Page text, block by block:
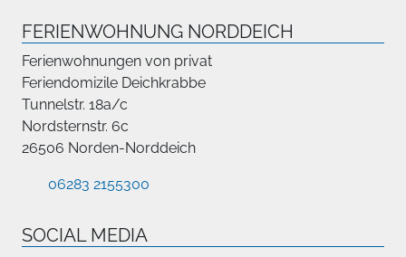
FERIENWOHNUNG NORDDEICH
Ferienwohnungen von privat
Feriendomizile Deichkrabbe
Tunnelstr. 18a/c
Nordsternstr. 6c
26506 Norden-Norddeich
06283 2155300
SOCIAL MEDIA